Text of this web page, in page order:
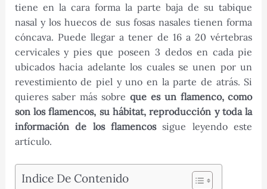
tiene en la cara forma la parte baja de su tabique
nasal y los huecos de sus fosas nasales tienen forma
cóncava. Puede llegar a tener de 16 a 20 vértebras
cervicales y pies que poseen 3 dedos en cada pie
ubicados hacia adelante los cuales se unen por un
revestimiento de piel y uno en la parte de atrás. Si
quieres saber más sobre que es un flamenco, como
son los flamencos, su hábitat, reproducción y toda la
información de los flamencossigue leyendo este
artículo.
Indice De Contenido